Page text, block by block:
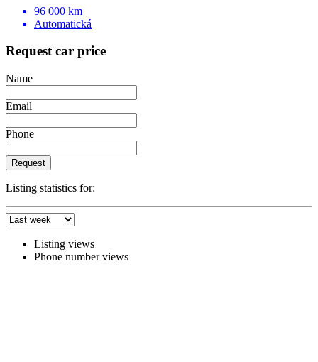
96 000 km
Automatická
Request car price
Name
Email
Phone
Request
Listing statistics for:
Listing views
Phone number views